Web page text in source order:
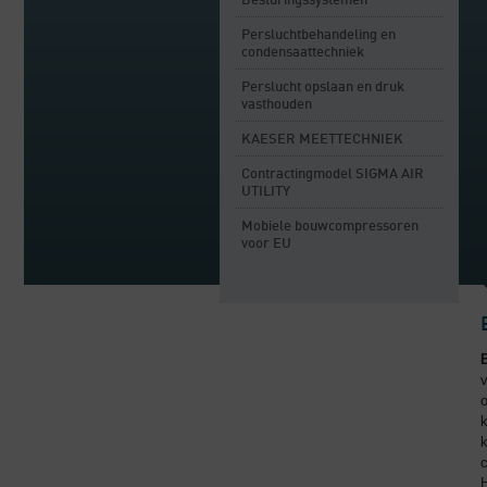
Persluchtbehandeling en
condensaattechniek
Perslucht opslaan en druk
vasthouden
KAESER MEETTECHNIEK
Contractingmodel SIGMA AIR
UTILITY
Mobiele bouwcompressoren
voor EU